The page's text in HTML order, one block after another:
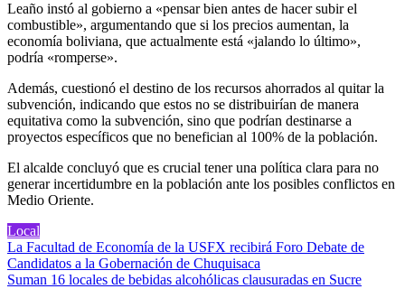
Leaño instó al gobierno a «pensar bien antes de hacer subir el
combustible», argumentando que si los precios aumentan, la
economía boliviana, que actualmente está «jalando lo último»,
podría «romperse».
Además, cuestionó el destino de los recursos ahorrados al quitar la
subvención, indicando que estos no se distribuirían de manera
equitativa como la subvención, sino que podrían destinarse a
proyectos específicos que no benefician al 100% de la población.
El alcalde concluyó que es crucial tener una política clara para no
generar incertidumbre en la población ante los posibles conflictos en
Medio Oriente.
Local
Navegación
de
La Facultad de Economía de la USFX recibirá Foro Debate de
Candidatos a la Gobernación de Chuquisaca
Suman 16 locales de bebidas alcohólicas clausuradas en Sucre